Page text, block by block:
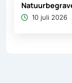
10 juli 2026